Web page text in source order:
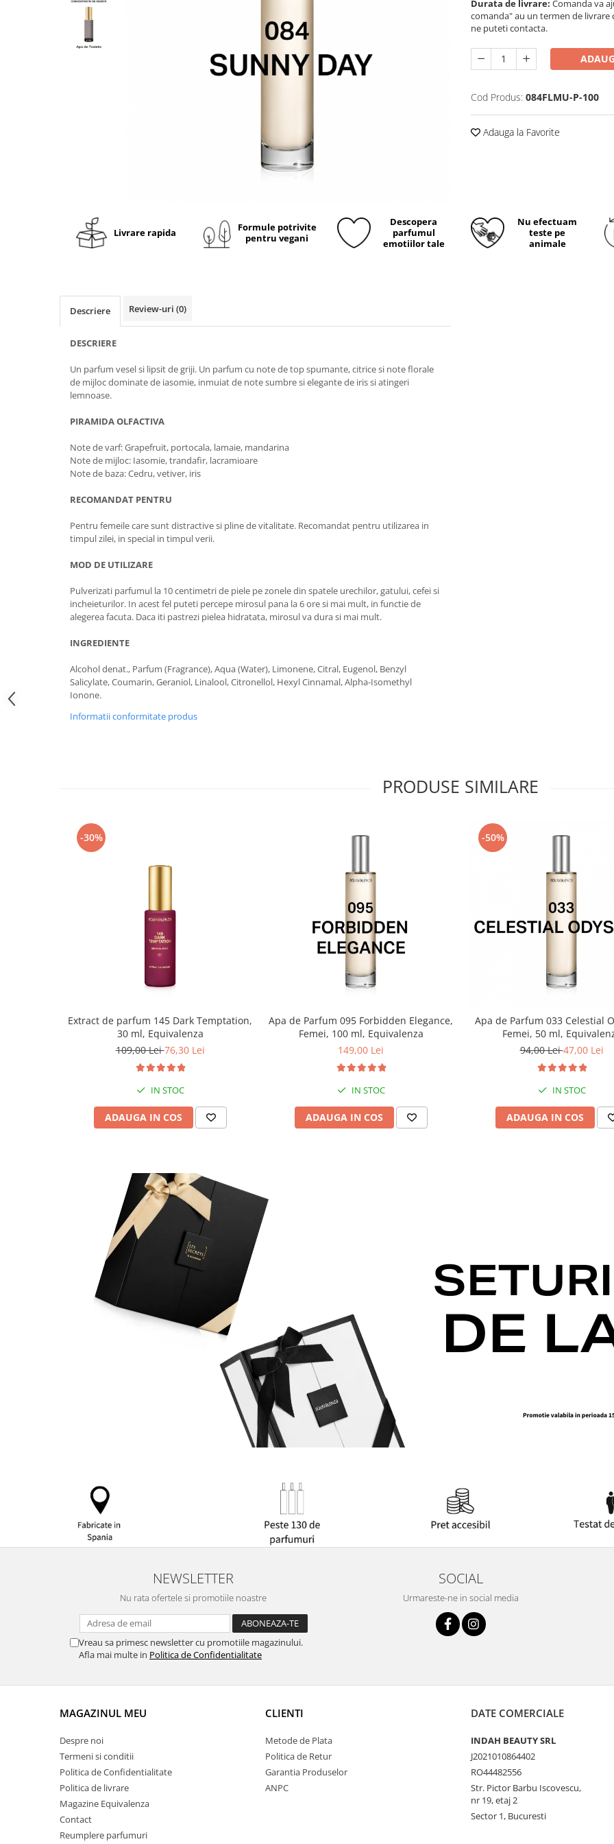
Ulei pentru barba
Durata de livrare: Comanda va
comanda" au un termen de livrare
ne puteti contacta.
Cod Produs: 084FLMU-P-100
Adauga la Favorite
Livrare rapida
Formule potrivite
pentru vegani
Descopera
parfumul
emotiilor tale
Nu efectuam
teste pe
animale
Descriere Review-uri (0)
DESCRIERE
Un parfum vesel si lipsit de griji. Un parfum cu note de top spumante, citrice si note florale
de mijloc dominate de iasomie, inmuiat de note sumbre si elegante de iris si atingeri
lemnoase.
PIRAMIDA OLFACTIVA
Note de varf: Grapefruit, portocala, lamaie, mandarina
Note de mijloc: Iasomie, trandafir, lacramioare
Note de baza: Cedru, vetiver, iris
RECOMANDAT PENTRU
Pentru femeile care sunt distractive si pline de vitalitate. Recomandat pentru utilizarea in
timpul zilei, in special in timpul verii.
MOD DE UTILIZARE
Pulverizati parfumul la 10 centimetri de piele pe zonele din spatele urechilor, gatului, cefei si
incheieturilor. In acest fel puteti percepe mirosul pana la 6 ore si mai mult, in functie de
alegerea facuta. Daca iti pastrezi pielea hidratata, mirosul va dura si mai mult.
INGREDIENTE
Alcohol denat., Parfum (Fragrance), Aqua (Water), Limonene, Citral, Eugenol, Benzyl
Salicylate, Coumarin, Geraniol, Linalool, Citronellol, Hexyl Cinnamal, Alpha-Isomethyl
Ionone.
Informatii conformitate produs
PRODUSE SIMILARE
-30%
Extract de parfum 145 Dark Temptation,
30 ml, Equivalenza
109,00 Lei76,30 Lei
IN STOC
ADAUGA IN COS
Apa de Parfum 095 Forbidden Elegance,
Femei, 100 ml, Equivalenza
149,00 Lei
IN STOC
ADAUGA IN COS
-50%
Apa de Parfum 033 Celestial
Femei, 50 ml,
94,00 Lei47,00 Lei
IN STOC
ADAUGA IN COS
NEWSLETTER
Nu rata ofertele si promotiile noastre
Vreau sa primesc newsletter cu promotiile magazinului.
Afla mai multe in Politica de Confidentialitate
SOCIAL
Urmareste-ne in social media
MAGAZINUL MEU
Despre noi
Termeni si conditii
Politica de Confidentialitate
Politica de livrare
Magazine Equivalenza
Contact
Reumplere parfumuri
CLIENTI
Metode de Plata
Politica de Retur
Garantia Produselor
ANPC
DATE COMERCIALE
INDAH BEAUTY SRL
J2021010864402
RO44482556
Str. Pictor Barbu Iscovescu,
nr 19, etaj 2
Sector 1, Bucuresti